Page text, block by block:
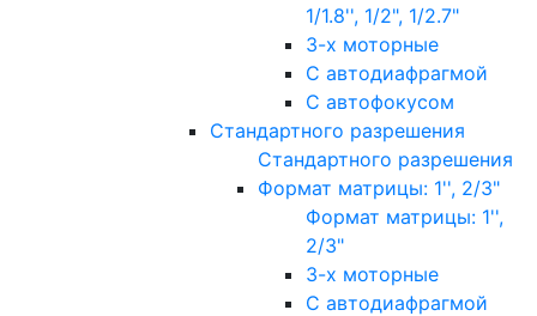
1/1.8'', 1/2", 1/2.7"
3-х моторные
С автодиафрагмой
С автофокусом
Стандартного разрешения
Стандартного разрешения
Формат матрицы: 1'', 2/3"
Формат матрицы: 1'',
2/3"
3-х моторные
С автодиафрагмой